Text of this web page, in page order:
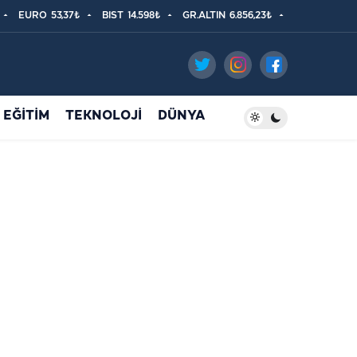
EURO 53,37₺ BIST 14.598₺ GR.ALTIN 6.856,23₺
EĞİTİM TEKNOLOJİ DÜNYA